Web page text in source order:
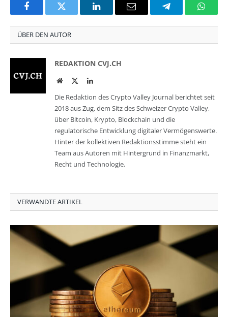
FacebookTwitter LinkedInEmail Telegram
ÜBER DEN AUTOR
REDAKTION CVJ.CH
WebsiteTwitterLinkedIn
Die Redaktion des Crypto Valley Journal berichtet seit
2018 aus Zug, dem Sitz des Schweizer Crypto Valley,
über Bitcoin, Krypto, Blockchain und die
regulatorische Entwicklung digitaler Vermögenswerte.
Hinter der kollektiven Redaktionsstimme steht ein
Team aus Autoren mit Hintergrund in Finanzmarkt,
Recht und Technologie.
VERWANDTE ARTIKEL